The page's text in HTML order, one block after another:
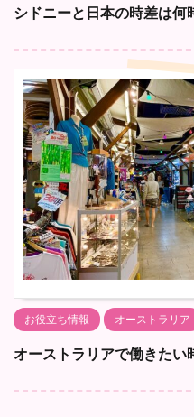
シドニーと日本の時差は何
お役立ち情報 オーストラリア
オーストラリアで働きたい